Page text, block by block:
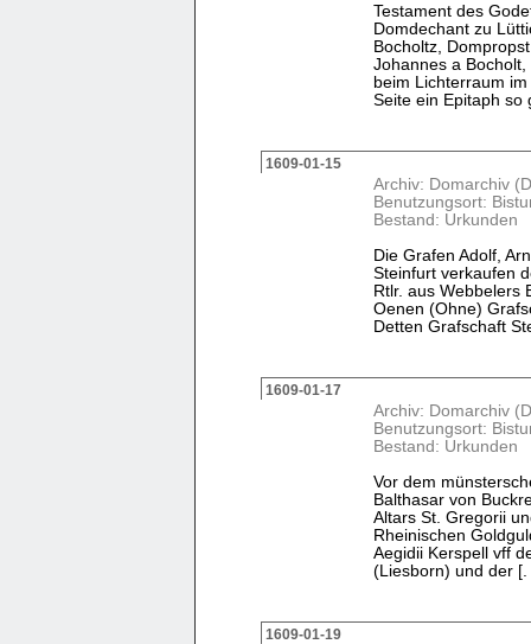
Testament des
Domdechant zu
Bocholtz,
Johannes a
beim Lichterraum
Seite ein Epitaph so
1609-01-15
Archiv: Domarchiv
Benutzungsort:
Bestand: Urkunden
Die Grafen Adolf,
Steinfurt verkaufen
Rtlr. aus Webbelers
Oenen (Ohne)
Detten Grafschaft
1609-01-17
Archiv: Domarchiv
Benutzungsort:
Bestand: Urkunden
Vor dem
Balthasar von
Altars St. Gregorii
Rheinischen
Aegidii Kerspell vff
(Liesborn) und der [.
1609-01-19